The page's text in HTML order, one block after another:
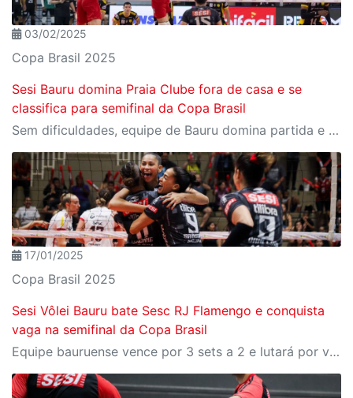
03/02/2025
Copa Brasil 2025
Sesi Bauru domina Praia Clube fora de casa e se
classifica para semifinal da Copa Brasil
Sem dificuldades, equipe de Bauru domina partida e vence por 3 sets a 0
17/01/2025
Copa Brasil 2025
Sesi Vôlei Bauru bate Sesc RJ Flamengo e conquista
vaga na semifinal da Copa Brasil
Equipe bauruense vence por 3 sets a 2 e lutará por vaga na final